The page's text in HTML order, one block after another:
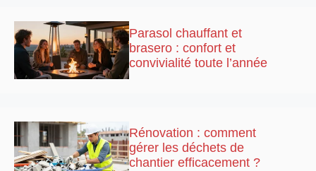
Parasol chauffant et
brasero : confort et
convivialité toute l’année
Rénovation : comment
gérer les déchets de
chantier efficacement ?